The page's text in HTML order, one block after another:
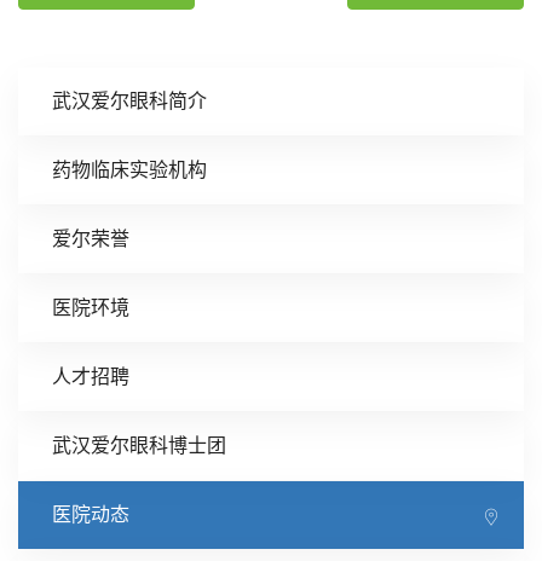
武汉爱尔眼科简介
药物临床实验机构
爱尔荣誉
医院环境
人才招聘
武汉爱尔眼科博士团
医院动态